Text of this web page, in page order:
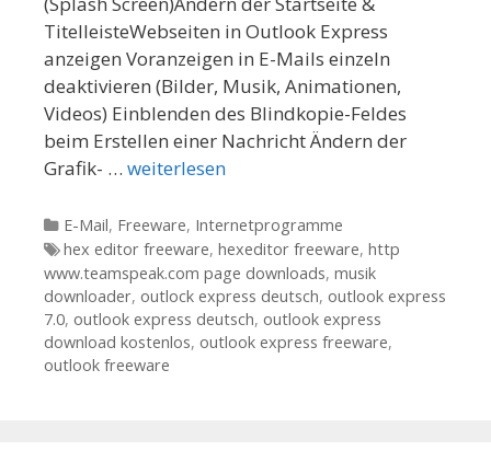
TitelleisteWebseiten in Outlook Express
anzeigen Voranzeigen in E-Mails einzeln
deaktivieren (Bilder, Musik, Animationen,
Videos) Einblenden des Blindkopie-Feldes
beim Erstellen einer Nachricht Ändern der
Grafik- … weiterlesen
Kategorien
E-Mail, Freeware, Internetprogramme
Tags
hex editor freeware, hexeditor freeware, http
www.teamspeak.com page downloads, musik
downloader, outlock express deutsch, outlook express
7.0, outlook express deutsch, outlook express
download kostenlos, outlook express freeware,
outlook freeware